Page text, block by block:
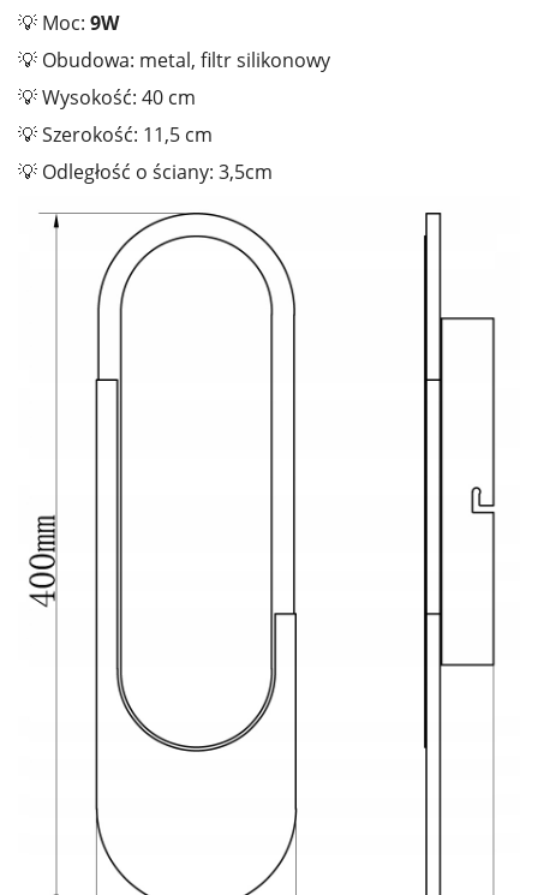
💡 Moc: 9W
💡 Obudowa: metal, filtr silikonowy
💡 Wysokość: 40 cm
💡 Szerokość: 11,5 cm
💡 Odległość o ściany: 3,5cm